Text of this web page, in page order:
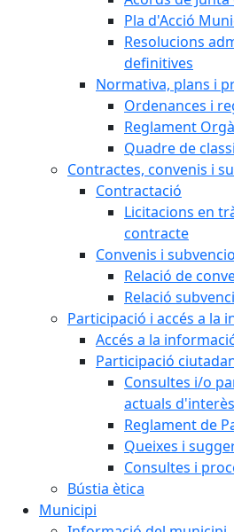
Pla d'Acció
Resolucions
definitives
Normativa, plans i
Ordenances i
Reglament
Quadre de
Contractes, convenis i
Contractació
Licitacions en
contracte
Convenis i
Relació de
Relació
Participació i accés a la
Accés a la
Participació
Consultes i/o
actuals
Reglament de
Queixes i
Consultes i
Bústia ètica
Municipi